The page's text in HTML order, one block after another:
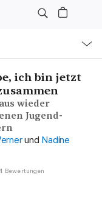
ich bin jetzt
wieder
Jugend-
und Nadine
Bewertungen